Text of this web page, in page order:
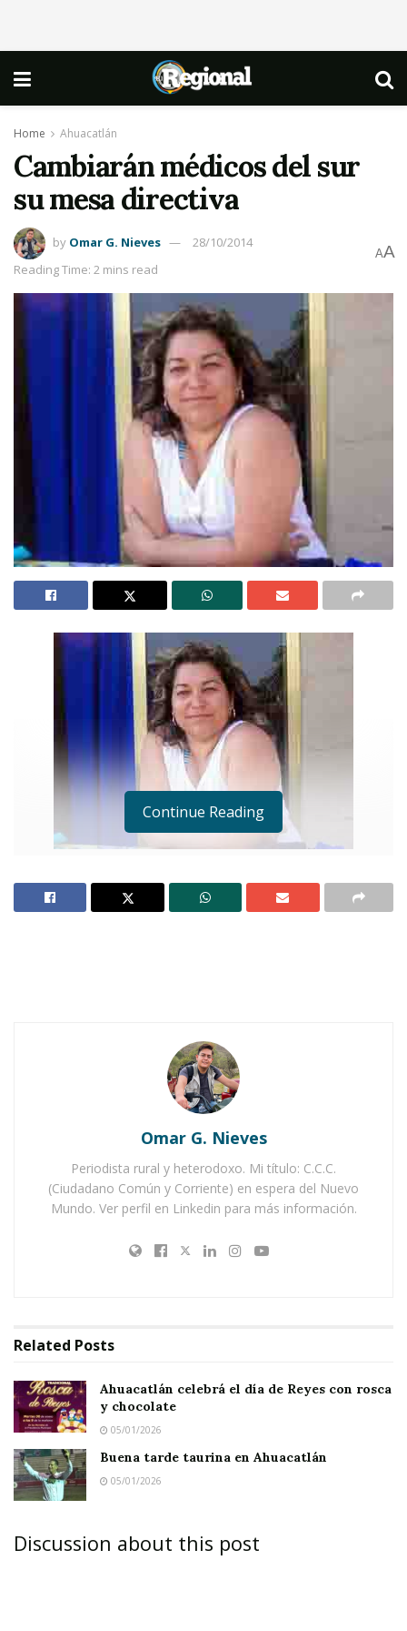
Home Ahuacatlán
Cambiarán médicos del sur
su mesa directiva
by Omar G. Nieves
28/10/2014
Reading Time: 2 mins read
AA
dedicarse a un diplomado
Ahuacatlán celebrá el día de Reyes con rosca y
Buena tarde taurina en Ahuacatlán
IXTLÁN DEL RÍO.-Ante la ausencia de algunos
Continue Reading
Omar G. Nieves
Periodista rural y heterodoxo. Mi título: C.C.C.
(Ciudadano Común y Corriente) en espera del Nuevo
Mundo. Ver perfil en Linkedin para más información.
Related Posts
Ahuacatlán celebrá el día de Reyes con rosca
y chocolate
05/01/2026
Buena tarde taurina en Ahuacatlán
05/01/2026
Discussion about this post